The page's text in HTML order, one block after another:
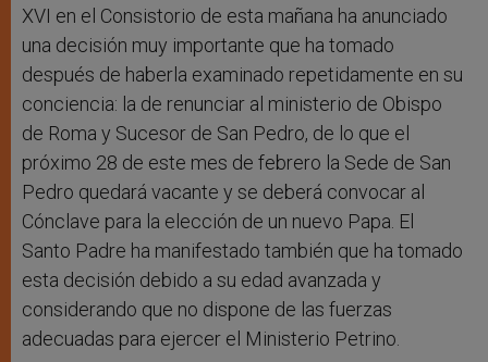
XVI en el Consistorio de esta mañana ha anunciado
una decisión muy importante que ha tomado
después de haberla examinado repetidamente en su
conciencia: la de renunciar al ministerio de Obispo
de Roma y Sucesor de San Pedro, de lo que el
próximo 28 de este mes de febrero la Sede de San
Pedro quedará vacante y se deberá convocar al
Cónclave para la elección de un nuevo Papa. El
Santo Padre ha manifestado también que ha tomado
esta decisión debido a su edad avanzada y
considerando que no dispone de las fuerzas
adecuadas para ejercer el Ministerio Petrino.